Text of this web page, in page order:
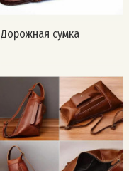
Дорожная сумка